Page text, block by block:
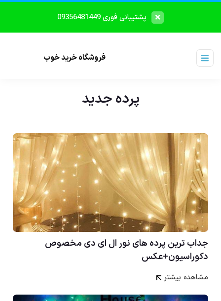
پشتیبانی فوری 09356481449
فروشگاه خرید خوب
پرده جدید
جداب ترین پرده های نور ال ای دی مخصوص
دکوراسیون+عکس
مشاهده بیشتر